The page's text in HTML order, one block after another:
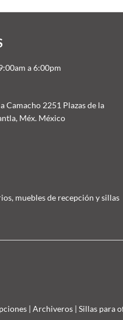
a 6:00pm
Camacho 2251 Plazas de la
Méx. México
muebles de recepción y sillas
| Archiveros| Sillas para